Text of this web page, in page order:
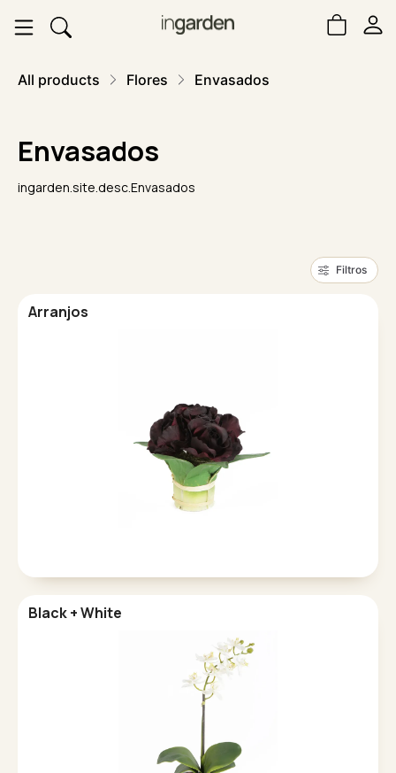
All products Flores Envasados
Envasados
ingarden.site.desc.Envasados
Filtros
Arranjos
Black + White